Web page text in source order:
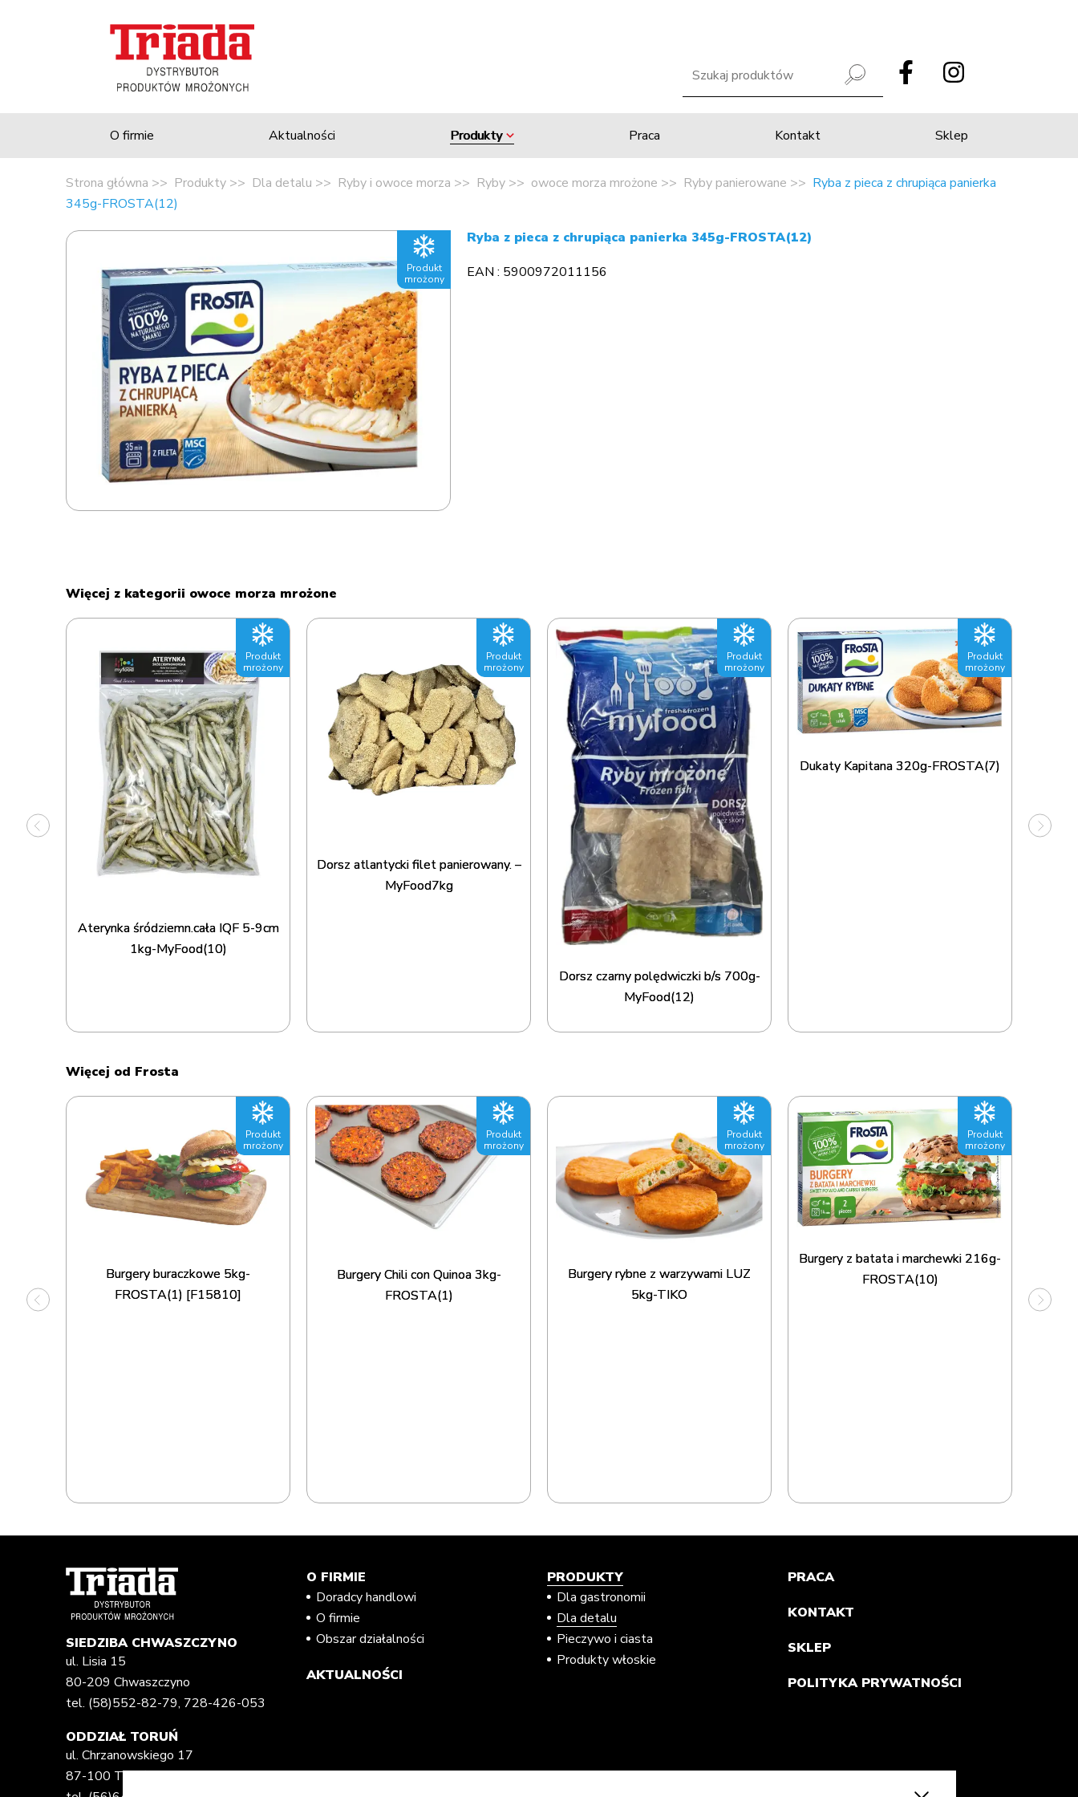
O firmie Aktualności Produkty Praca Kontakt Sklep
Strona główna Produkty Dla detalu Ryby i owoce morza Ryby owoce morza mrożone Ryby panierowane
Ryba z pieca z chrupiąca panierka
345g-FROSTA(12)
Produkt
mrożony
Ryba z pieca z chrupiąca panierka 345g-FROSTA(12)
EAN : 5900972011156
Więcej z kategorii owoce morza mrożone
Produkt
mrożony
Aterynka śródziemn.cała IQF 5-9cm
1kg-MyFood(10)
Produkt
mrożony
Dorsz atlantycki filet panierowany. –
MyFood7kg
Produkt
mrożony
Dorsz czarny polędwiczki b/s 700g-
MyFood(12)
Produkt
mrożony
Dukaty Kapitana 320g-FROSTA(7)
Więcej od Frosta
Produkt
mrożony
Burgery buraczkowe 5kg-
FROSTA(1) [F15810]
Produkt
mrożony
Burgery Chili con Quinoa 3kg-
FROSTA(1)
Produkt
mrożony
Burgery rybne z warzywami LUZ
5kg-TIKO
Produkt
mrożony
Burgery z batata i marchewki 216g-
FROSTA(10)
SIEDZIBA CHWASZCZYNO
ul. Lisia 15
80-209 Chwaszczyno
tel. (58)552-82-79, 728-426-053
ODDZIAŁ TORUŃ
ul. Chrzanowskiego 17
87-100 Toruń
O FIRMIE
Doradcy handlowi
O firmie
Obszar działalności
AKTUALNOŚCI
PRODUKTY
Dla gastronomii
Dla detalu
Pieczywo i ciasta
Produkty włoskie
PRACA
KONTAKT
SKLEP
POLITYKA PRYWATNOŚCI